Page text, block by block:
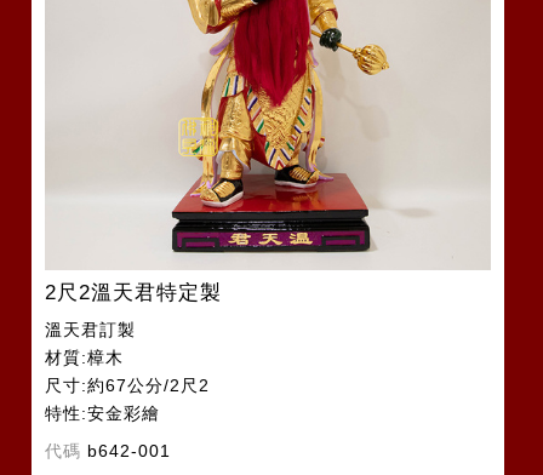
2尺2溫天君特定製
溫天君訂製
材質:樟木
尺寸:約67公分/2尺2
特性:安金彩繪
代碼 b642-001